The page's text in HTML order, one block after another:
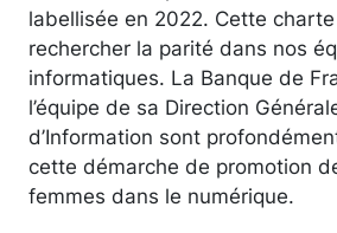
labellisée en 2022. Cette
rechercher la parité dans nos
informatiques. La Banque de
l’équipe de sa Direction
d’Information sont
cette démarche de promotion
femmes dans le numérique.